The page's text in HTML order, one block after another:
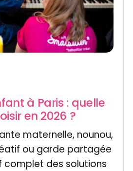
à Paris : quelle
en 2026 ?
maternelle, nounou,
ou garde partagée
complet des solutions